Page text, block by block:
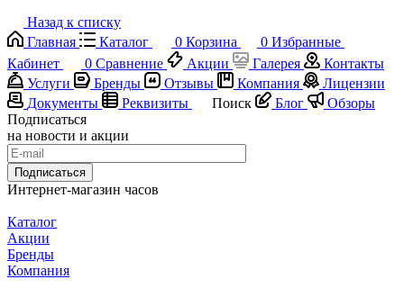
Назад к списку
Главная
Каталог 0 Корзина 0 Избранные
Кабинет
0 Сравнение Акции Галерея
Контакты
Услуги
Бренды Отзывы Компания
Лицензии
Документы
Реквизиты Поиск Блог
Обзоры
Подписаться
на новости и акции
Подписаться
Интернет-магазин часов
Каталог
Акции
Бренды
Компания